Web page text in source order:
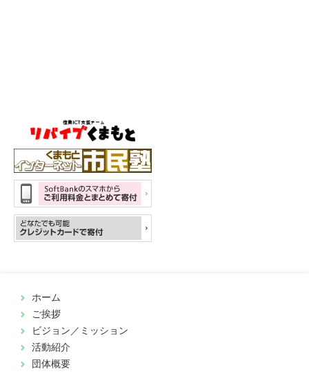
ホーム
ご挨拶
ビジョン／ミッション
活動紹介
団体概要